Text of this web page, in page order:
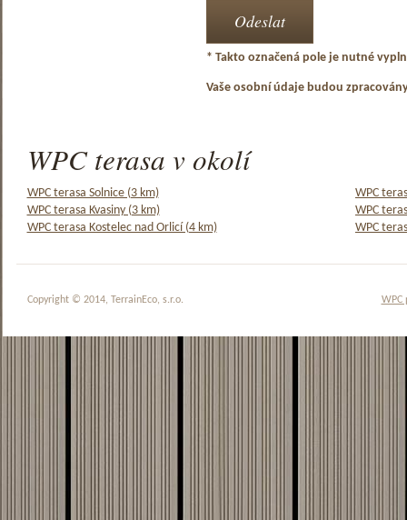
* Takto označená pole je nutné
Vaše osobní údaje budou
WPC terasa v okolí
WPC terasa Solnice (3 km)
WPC
WPC terasa Kvasiny (3 km)
WPC
WPC terasa Kostelec nad Orlicí (4 km)
WPC
WPC
Copyright © 2014, TerrainEco, s.r.o.